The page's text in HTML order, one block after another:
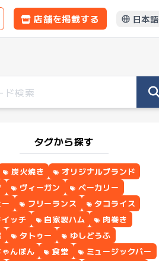
店舗を掲載する 日本語
タグから探す
炭火焼き
オリジナルブランド
ヴィーガン
ベーカリー
フリーランス
タコライス
ッチ
自家製ハム
肉巻き
タトゥー
ゆしどうふ
んぽん
食堂
ミュージックバー